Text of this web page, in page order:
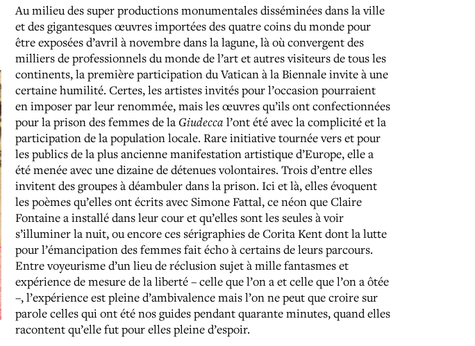
Au milieu des super productions monumentales disséminées dans la ville
et des gigantesques œuvres importées des quatre coins du monde pour
être exposées d’avril à novembre dans la lagune, là où convergent des
milliers de professionnels du monde de l’art et autres visiteurs de tous les
continents, la première participation du Vatican à la Biennale invite à une
certaine humilité. Certes, les artistes invités pour l’occasion pourraient
en imposer par leur renommée, mais les œuvres qu’ils ont confectionnées
pour la prison des femmes de la Giudecca l’ont été avec la complicité et la
participation de la population locale. Rare initiative tournée vers et pour
les publics de la plus ancienne manifestation artistique d’Europe, elle a
été menée avec une dizaine de détenues volontaires. Trois d’entre elles
invitent des groupes à déambuler dans la prison. Ici et là, elles évoquent
les poèmes qu’elles ont écrits avec Simone Fattal, ce néon que Claire
Fontaine a installé dans leur cour et qu’elles sont les seules à voir
s’illuminer la nuit, ou encore ces sérigraphies de Corita Kent dont la lutte
pour l’émancipation des femmes fait écho à certains de leurs parcours.
Entre voyeurisme d’un lieu de réclusion sujet à mille fantasmes et
expérience de mesure de la liberté – celle que l’on a et celle que l’on a ôtée
–, l’expérience est pleine d’ambivalence mais l’on ne peut que croire sur
parole celles qui ont été nos guides pendant quarante minutes, quand elles
racontent qu’elle fut pour elles pleine d’espoir.